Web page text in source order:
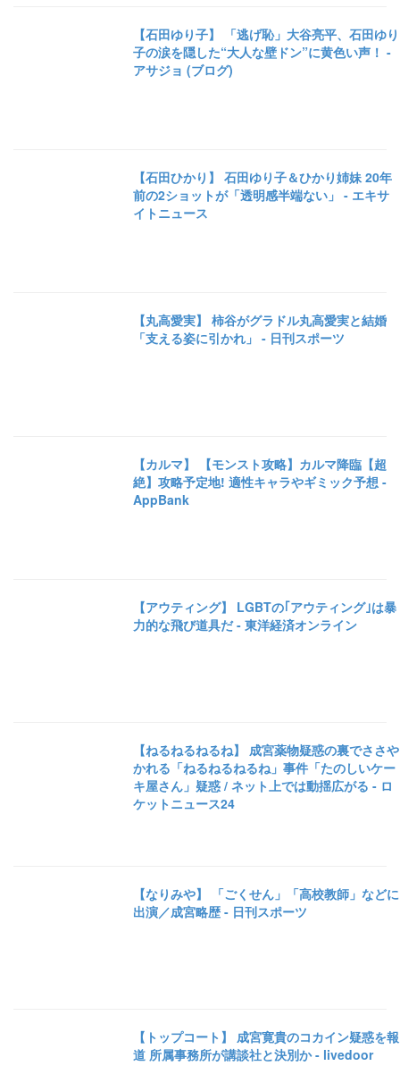
【石田ゆり子】 「逃げ恥」大谷亮平、石田ゆり
子の涙を隠した“大人な壁ドン”に黄色い声！ -
アサジョ (ブログ)
【石田ひかり】 石田ゆり子＆ひかり姉妹 20年
前の2ショットが「透明感半端ない」 - エキサ
イトニュース
【丸高愛実】 柿谷がグラドル丸高愛実と結婚
「支える姿に引かれ」 - 日刊スポーツ
【カルマ】 【モンスト攻略】カルマ降臨【超
絶】攻略予定地! 適性キャラやギミック予想 -
AppBank
【アウティング】 LGBTの｢アウティング｣は暴
力的な飛び道具だ - 東洋経済オンライン
【ねるねるねるね】 成宮薬物疑惑の裏でささや
かれる「ねるねるねるね」事件「たのしいケー
キ屋さん」疑惑 / ネット上では動揺広がる - ロ
ケットニュース24
【なりみや】 「ごくせん」「高校教師」などに
出演／成宮略歴 - 日刊スポーツ
【トップコート】 成宮寛貴のコカイン疑惑を報
道 所属事務所が講談社と決別か - livedoor